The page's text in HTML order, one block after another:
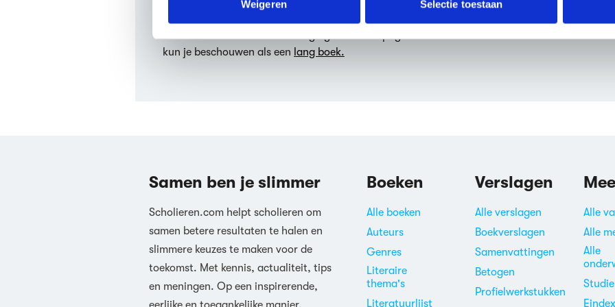
Weigeren Selectie toestaan
Hoeveel pagina’s heeft Poëzie is een daad van
bevestiging?
Poëzie is een daad van bevestiging heeft 336 pagina's en
kun je beschouwen als een lang boek.
Samen ben je slimmer
Scholieren.com helpt scholieren om
samen betere resultaten te halen en
slimmere keuzes te maken voor de
toekomst. Met kennis, actualiteit, tips
en meningen. Op een inspirerende,
Boeken
Alle boeken
Auteurs
Genres
Literaire
thema's
Literatuurlijst
Verslagen
Alle verslagen
Boekverslagen
Samenvattingen
Betogen
Profielwerkstukken
Alle
Alle
Alle